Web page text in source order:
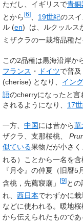
ただし、イギリスで青銅
とから[6] 19世紀のス
ル (en)
は、ルクッルス
ミザクラの一栽培品種
この2品種は黒海沿岸か
フランス ・ ドイツで普
(cherise) となり、 イン
語のcherryになったと言
されるようになり、 17
一方、 中国には昔から華
ザクラ、支那桜桃、
似ている果物だが小さ
れる）ことから一名を
『月令』の仲夏（旧暦
含桃，先薦寢廟」
[9]との
れ、 西日本でわずかに
などに使われる。暖地
から伝えられたものであ